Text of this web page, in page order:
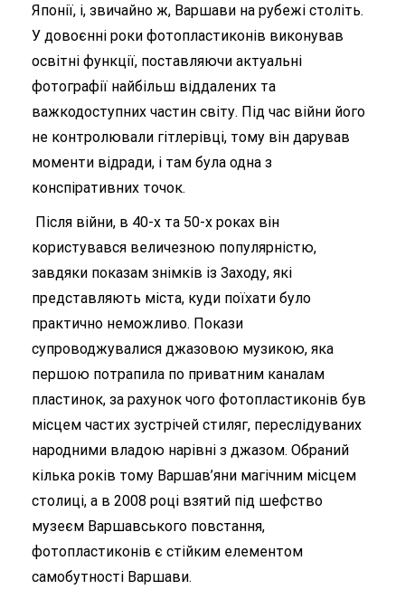
Японії, і, звичайно ж, Варшави на рубежі століть.
У довоєнні роки фотопластиконів виконував
освітні функції, поставляючи актуальні
фотографії найбільш віддалених та
важкодоступних частин світу. Під час війни його
не контролювали гітлерівці, тому він дарував
моменти відради, і там була одна з
конспіративних точок.
Після війни, в 40-х та 50-х роках він
користувався величезною популярністю,
завдяки показам знімків із Заходу, які
представляють міста, куди поїхати було
практично неможливо. Покази
супроводжувалися джазовою музикою, яка
першою потрапила по приватним каналам
пластинок, за рахунок чого фотопластиконів був
місцем частих зустрічей стиляг, переслідуваних
народними владою нарівні з джазом. Обраний
кілька років тому Варшав’яни магічним місцем
столиці, а в 2008 році взятий під шефство
музеєм Варшавського повстання,
фотопластиконів є стійким елементом
самобутності Варшави.